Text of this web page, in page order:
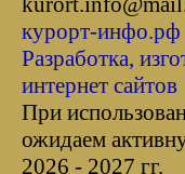
курорт-инфо.рф
Разработка,
интернет сайтов
При
ожидаем
2026 - 2027 гг.